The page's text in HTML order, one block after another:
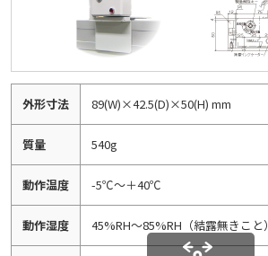
外形寸法 89(W)×42.5(D)×50(H) mm
質量 540g
動作温度 -5℃～＋40℃
動作湿度 45%RH～85%RH（結露無きこと）